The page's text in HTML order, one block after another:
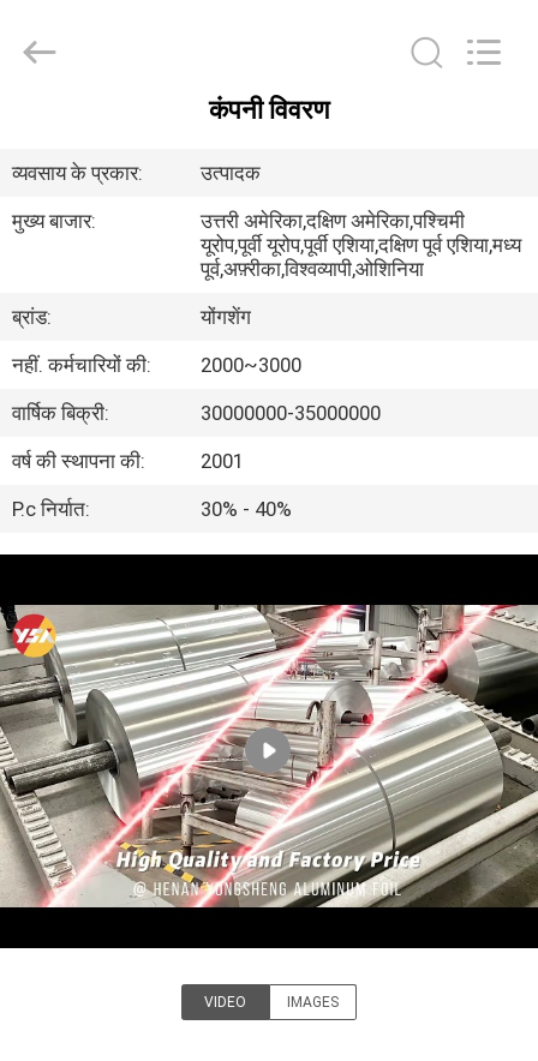
उत्पादों
बारे
में
कारखाना
भ्रमण
गुणवत्ता
नियंत्रण
संपर्क
करें
समाचार
मामलों
एक
Aluminum
Industry
कंपनी विवरण
व्यवसाय के प्रकार:
उत्पादक
मुख्य बाजार:
उत्तरी अमेरिका,दक्षिण अमेरिका,पश्चिमी
यूरोप,पूर्वी यूरोप,पूर्वी एशिया,दक्षिण पूर्व एशिया,मध्य
पूर्व,अफ़्रीका,विश्वव्यापी,ओशिनिया
ब्रांड:
योंगशेंग
नहीं. कर्मचारियों की:
2000~3000
वार्षिक बिक्री:
30000000-35000000
वर्ष की स्थापना की:
2001
P.c निर्यात:
30% - 40%
VIDEO IMAGES